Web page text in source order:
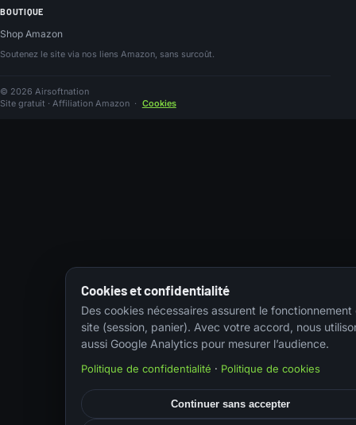
BOUTIQUE
Shop Amazon
Soutenez le site via nos liens Amazon, sans surcoût.
© 2026 Airsoftnation
Site gratuit · Affiliation Amazon · Cookies
Cookies et confidentialité
Des cookies nécessaires assurent le fonctionnement
site (session, panier). Avec votre accord, nous
aussi Google Analytics pour mesurer l’audience.
Politique de confidentialité · Politique de cookies
Continuer sans accepter